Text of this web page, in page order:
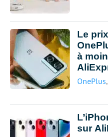
Le
à
OnePlus,
sur